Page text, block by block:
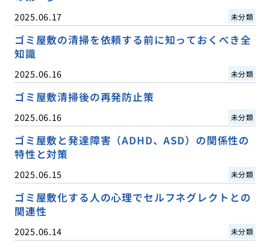
2025.06.17 未分類
ゴミ屋敷の清掃を依頼する前に知っておくべき全
知識
2025.06.16 未分類
ゴミ屋敷清掃後の再発防止策
2025.06.16 未分類
ゴミ屋敷と発達障害（ADHD、ASD）の関係性の
特性と対策
2025.06.15 未分類
ゴミ屋敷化する人の心理でセルフネグレクトとの
関連性
2025.06.14 未分類